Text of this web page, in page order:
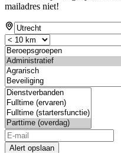
mailadres niet!
Alert opslaan